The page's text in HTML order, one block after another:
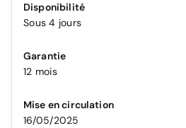
Disponibilité
Sous 4 jours
Garantie
12 mois
Mise en circulation
16/05/2025